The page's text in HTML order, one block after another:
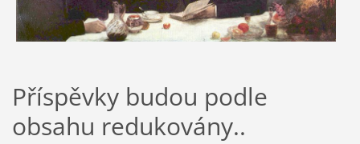
Příspěvky budou podle
obsahu redukovány..